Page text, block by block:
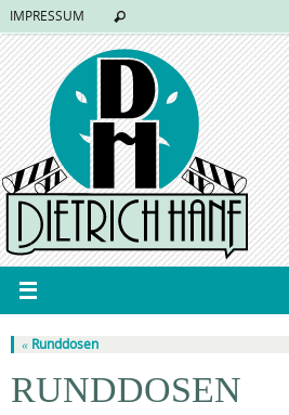
IMPRESSUM
« Runddosen
RUNDDOSEN